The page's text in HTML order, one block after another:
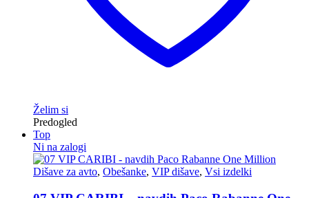
Želim si
Predogled
Top
Ni na zalogi
Dišave za avto, Obešanke, VIP dišave, Vsi izdelki